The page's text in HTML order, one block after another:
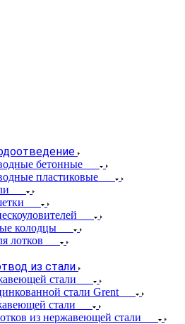
бетонные
пластиковые
колодцы
лотков
из стали
стали
стали Grent
стали
из нержавеющей стали